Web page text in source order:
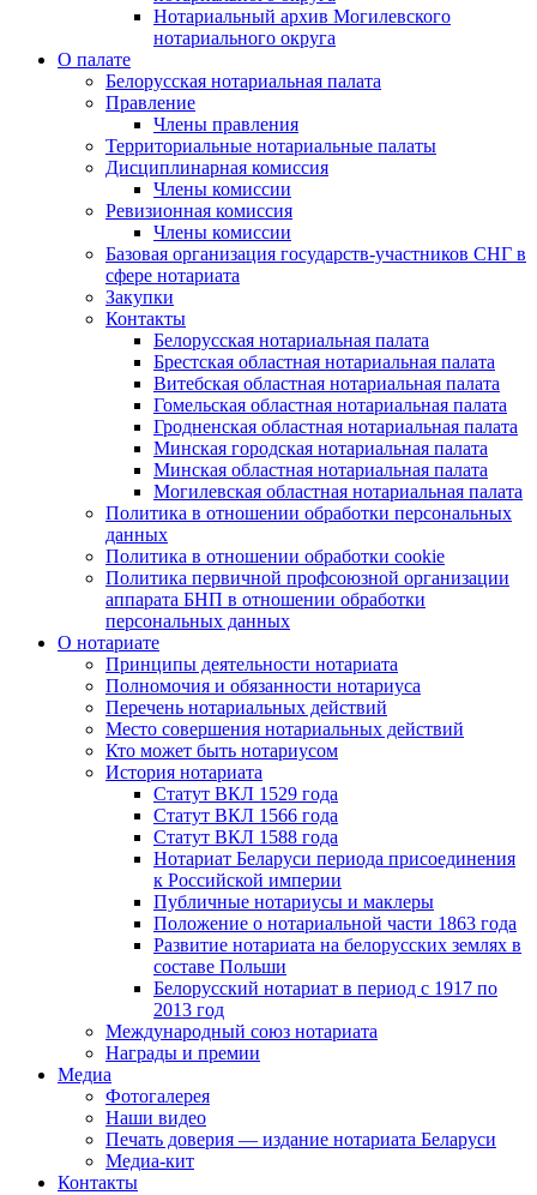
Нотариальный архив Могилевского
нотариального округа
О палате
Белорусская нотариальная палата
Правление
Члены правления
Территориальные нотариальные палаты
Дисциплинарная комиссия
Члены комиссии
Ревизионная комиссия
Члены комиссии
Базовая организация государств-участников СНГ в
сфере нотариата
Закупки
Контакты
Белорусская нотариальная палата
Брестская областная нотариальная палата
Витебская областная нотариальная палата
Гомельская областная нотариальная палата
Гродненская областная нотариальная палата
Минская городская нотариальная палата
Минская областная нотариальная палата
Могилевская областная нотариальная палата
Политика в отношении обработки персональных
данных
Политика в отношении обработки cookie
Политика первичной профсоюзной организации
аппарата БНП в отношении обработки
персональных данных
О нотариате
Принципы деятельности нотариата
Полномочия и обязанности нотариуса
Перечень нотариальных действий
Место совершения нотариальных действий
Кто может быть нотариусом
История нотариата
Статут ВКЛ 1529 года
Статут ВКЛ 1566 года
Статут ВКЛ 1588 года
Нотариат Беларуси периода присоединения
к Российской империи
Публичные нотариусы и маклеры
Положение о нотариальной части 1863 года
Развитие нотариата на белорусских землях в
составе Польши
Белорусский нотариат в период с 1917 по
2013 год
Международный союз нотариата
Награды и премии
Медиа
Фотогалерея
Наши видео
Печать доверия — издание нотариата Беларуси
Медиа-кит
Контакты